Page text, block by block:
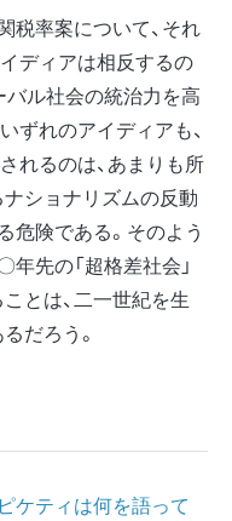
税率案について、それ
ディアは相反するの
バル社会の統治力を高
ずれのアイディアも、
れるのは、あまりも所
ショナリズムの反動
危険である。そのよう
先の「超格差社会」
とは、二一世紀を生
だろう。
ケティは何を語って